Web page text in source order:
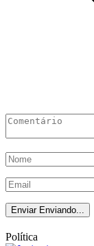
Enviar Enviando...
Política